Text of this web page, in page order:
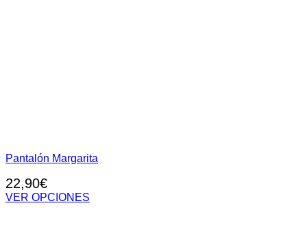
Pantalón Margarita
22,90€
VER OPCIONES